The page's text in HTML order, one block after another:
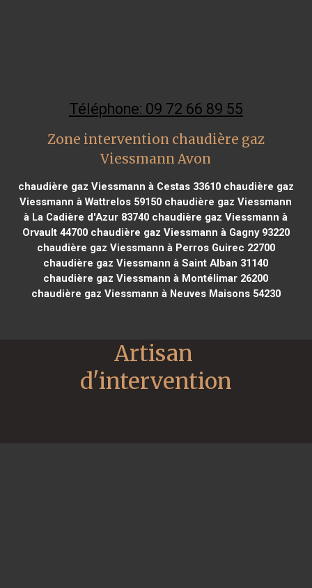
Téléphone: 09 72 66 89 55
Zone intervention chaudière gaz
Viessmann Avon
chaudière gaz Viessmann à Cestas 33610chaudière gaz
Viessmann à Wattrelos 59150 chaudière gaz Viessmann
à La Cadière d'Azur 83740 chaudière gaz Viessmann à
Orvault 44700chaudière gaz Viessmann à Gagny 93220
chaudière gaz Viessmann à Perros Guirec 22700
chaudière gaz Viessmann à Saint Alban 31140
chaudière gaz Viessmann à Montélimar 26200
chaudière gaz Viessmann à Neuves Maisons 54230
Artisan
d'intervention